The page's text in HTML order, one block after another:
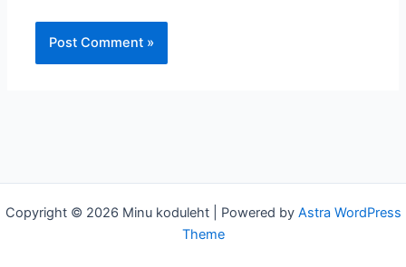
Copyright © 2026 Minu koduleht | Powered by Astra WordPress
Theme